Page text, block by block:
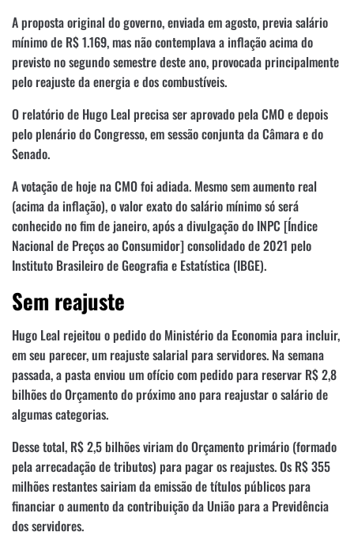
A proposta original do governo, enviada em agosto, previa salário
mínimo de R$ 1.169, mas não contemplava a inflação acima do
previsto no segundo semestre deste ano, provocada principalmente
pelo reajuste da energia e dos combustíveis.
O relatório de Hugo Leal precisa ser aprovado pela CMO e depois
pelo plenário do Congresso, em sessão conjunta da Câmara e do
Senado.
A votação de hoje na CMO foi adiada. Mesmo sem aumento real
(acima da inflação), o valor exato do salário mínimo só será
conhecido no fim de janeiro, após a divulgação do INPC [Índice
Nacional de Preços ao Consumidor] consolidado de 2021 pelo
Instituto Brasileiro de Geografia e Estatística (IBGE).
Sem reajuste
Hugo Leal rejeitou o pedido do Ministério da Economia para incluir,
em seu parecer, um reajuste salarial para servidores. Na semana
passada, a pasta enviou um ofício com pedido para reservar R$ 2,8
bilhões do Orçamento do próximo ano para reajustar o salário de
algumas categorias.
Desse total, R$ 2,5 bilhões viriam do Orçamento primário (formado
pela arrecadação de tributos) para pagar os reajustes. Os R$ 355
milhões restantes sairiam da emissão de títulos públicos para
financiar o aumento da contribuição da União para a Previdência
dos servidores.